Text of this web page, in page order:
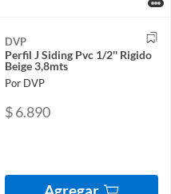
DVP
Perfil J Siding Pvc 1/2'' Rigido
Beige 3,8mts
Por DVP
$ 6.890